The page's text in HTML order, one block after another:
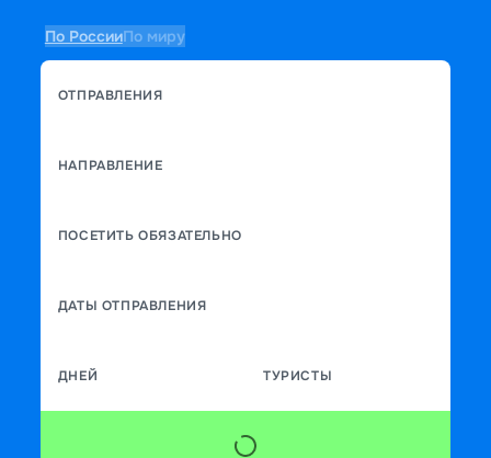
По РоссииПо миру
ОТПРАВЛЕНИЯ
НАПРАВЛЕНИЕ
ПОСЕТИТЬ ОБЯЗАТЕЛЬНО
ДАТЫ ОТПРАВЛЕНИЯ
ДНЕЙ ТУРИСТЫ